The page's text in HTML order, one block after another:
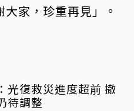
家，珍重再見」。
光復救災進度超前 撤
待調整